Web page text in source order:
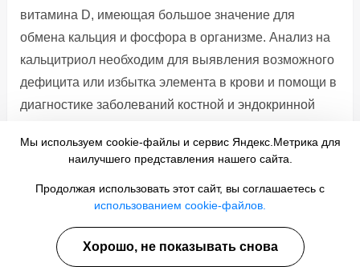
витамина D, имеющая большое значение для
обмена кальция и фосфора в организме. Анализ на
кальцитриол необходим для выявления возможного
дефицита или избытка элемента в крови и помощи в
диагностике заболеваний костной и эндокринной
содержание витамина D3 в крови с использованием
надежность результата.
Описание процедуры
Мы используем cookie-файлы и сервис Яндекс.Метрика для
наилучшего представления нашего сайта.
Продолжая использовать этот сайт, вы соглашаетесь с
использованием cookie-файлов.
Хорошо, не показывать снова